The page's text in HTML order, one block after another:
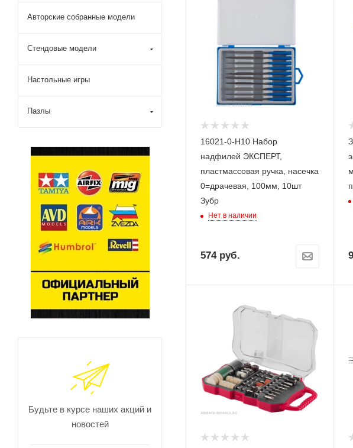
16021-0-H10 Набор
надфилей ЭКСПЕРТ,
пластмассовая ручка, насечка
0=драчевая, 100мм, 10шт
Зубр
Нет в наличии
574руб.
Авторские собранные модели
Стендовые модели
Настольные игры
Пазлы
Будьте в курсе наших акций и
новостей